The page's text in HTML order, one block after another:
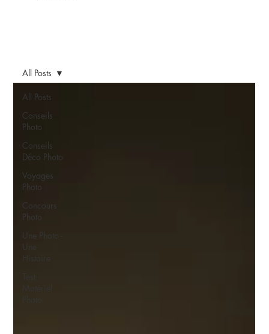
All Posts
Conseils
Photo
Conseils
Déco Photo
Voyages
Photo
Concours
Photo
Une Photo -
Une
Histoire
Matériel
All Posts